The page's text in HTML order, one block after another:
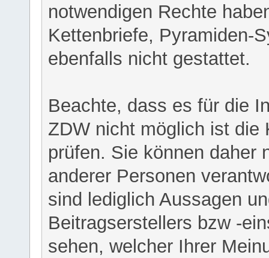
notwendigen Rechte
Kettenbriefe, Pyramiden-
ebenfalls nicht gestattet.
Beachte, dass es für die
ZDW nicht möglich ist die
prüfen. Sie können daher
anderer Personen
sind lediglich Aussagen
Beitragserstellers bzw -
sehen, welcher Ihrer